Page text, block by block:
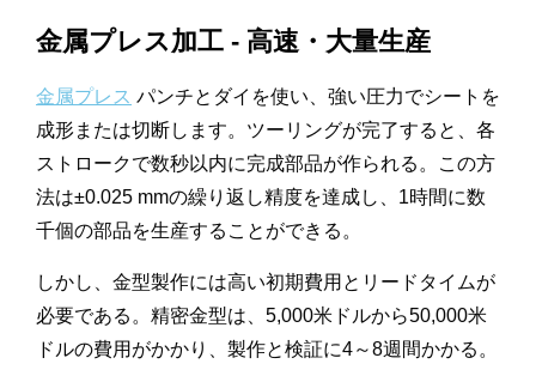
金属プレス加工 - 高速・大量生産
金属プレス パンチとダイを使い、強い圧力でシートを
成形または切断します。ツーリングが完了すると、各
ストロークで数秒以内に完成部品が作られる。この方
法は±0.025 mmの繰り返し精度を達成し、1時間に数
千個の部品を生産することができる。
しかし、金型製作には高い初期費用とリードタイムが
必要である。精密金型は、5,000米ドルから50,000米
ドルの費用がかかり、製作と検証に4～8週間かかる。